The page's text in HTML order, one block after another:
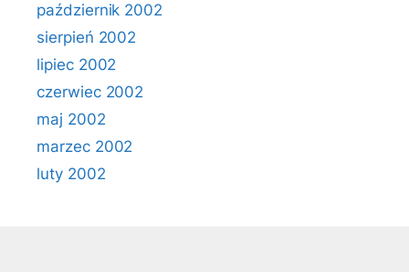
październik 2002
sierpień 2002
lipiec 2002
czerwiec 2002
maj 2002
marzec 2002
luty 2002